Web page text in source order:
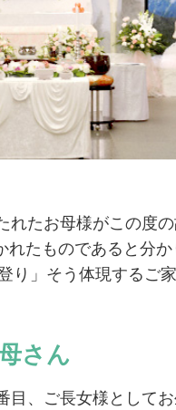
れたお母様がこの度
れたものであると分
り」そう体現するご
さん
、ご長女様としてお